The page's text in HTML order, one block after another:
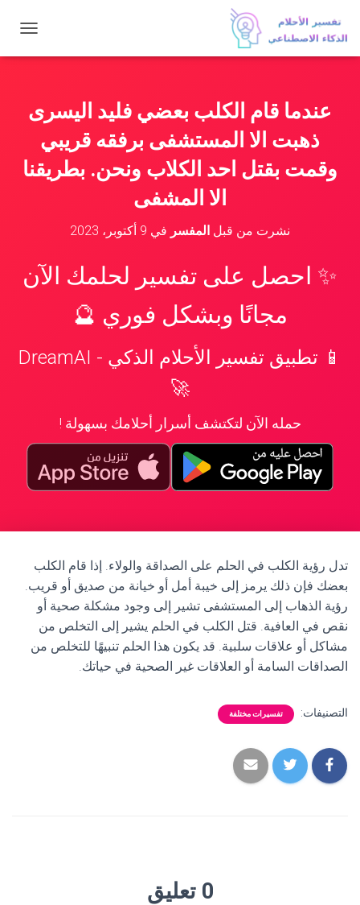
ب
ا
ن
ق
عندما قام الكلب بعضي فليد اليسرى
ذهبت الا المستشفى برفقه قريبي
وقمت بقتل احد الكلاب ونحن. بطريقنا
الا المشفى
نشرت من قبل المفسر في 9 أكتوبر، 2023
✨ احصل على تفسير لحلمك الآن
مجانًا وبشكل فوري 🔮
📱 تطبيق تفسير الأحلام الذكي - DreamAI
🚀
حمله الآن لتكتشف أسرار أحلامك بسهولة !
تدل رؤية الكلب في الحلم على الصداقة والولاء. إذا قام الكلب
بعضك فإن ذلك يرمز إلى خيبة أمل أو خيانة من صديق أو قريب.
رؤية الذهاب إلى المستشفى تشير إلى وجود مشكلة صحية أو
نقص في العافية. قتل الكلب في الحلم يشير إلى التخلص من
مشاكل أو علاقات سلبية. قد يكون هذا الحلم تنبيهًا للتخلص من
الصداقات السامة أو العلاقات غير الصحية في حياتك.
التصنيفات: تفسيرات مختلفة
0 تعليق